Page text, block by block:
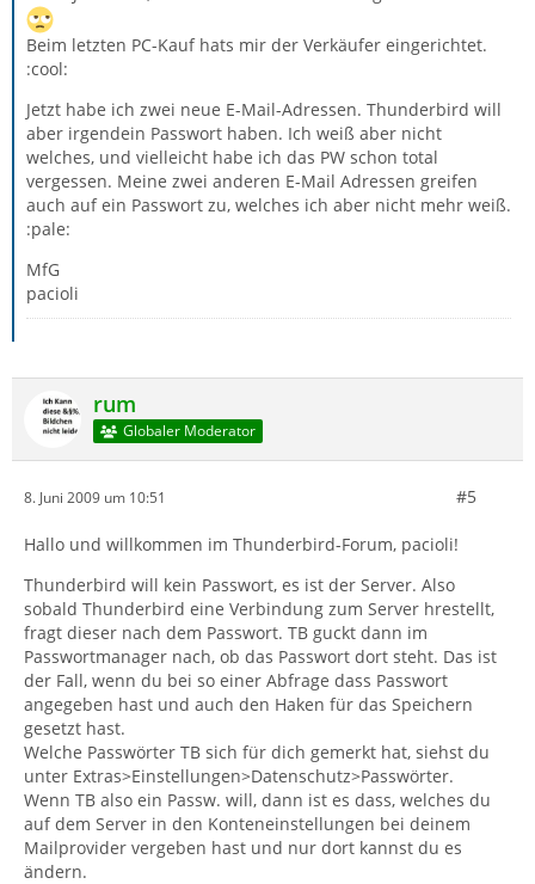
Beim letzten PC-Kauf hats mir der Verkäufer eingerichtet.
:cool:
Jetzt habe ich zwei neue E-Mail-Adressen. Thunderbird will
aber irgendein Passwort haben. Ich weiß aber nicht
welches, und vielleicht habe ich das PW schon total
vergessen. Meine zwei anderen E-Mail Adressen greifen
auch auf ein Passwort zu, welches ich aber nicht mehr weiß.
:pale:
MfG
pacioli
rum
Globaler Moderator
8. Juni 2009 um 10:51 #5
Hallo und willkommen im Thunderbird-Forum, pacioli!
Thunderbird will kein Passwort, es ist der Server. Also
sobald Thunderbird eine Verbindung zum Server hrestellt,
fragt dieser nach dem Passwort. TB guckt dann im
Passwortmanager nach, ob das Passwort dort steht. Das ist
der Fall, wenn du bei so einer Abfrage dass Passwort
angegeben hast und auch den Haken für das Speichern
gesetzt hast.
Welche Passwörter TB sich für dich gemerkt hat, siehst du
unter Extras>Einstellungen>Datenschutz>Passwörter.
Wenn TB also ein Passw. will, dann ist es dass, welches du
auf dem Server in den Konteneinstellungen bei deinem
Mailprovider vergeben hast und nur dort kannst du es
ändern.